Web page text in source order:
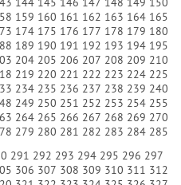
159 160 161 162 163 164 165
174 175 176 177 178 179 180
189 190 191 192 193 194 195
204 205 206 207 208 209 210
219 220 221 222 223 224 225
234 235 236 237 238 239 240
249 250 251 252 253 254 255
264 265 266 267 268 269 270
279 280 281 282 283 284 285
291 292 293 294 295 296 297
306 307 308 309 310 311 312